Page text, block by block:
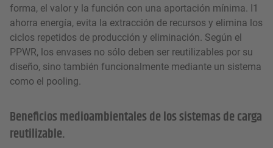
forma, el valor y la función con una aportación mínima. I1
ahorra energía, evita la extracción de recursos y elimina los
ciclos repetidos de producción y eliminación. Según el
PPWR, los envases no sólo deben ser reutilizables por su
diseño, sino también funcionalmente mediante un sistema
como el pooling.
Beneficios medioambientales de los sistemas de carga
reutilizable.